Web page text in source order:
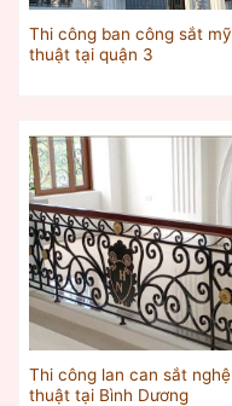
Thi công ban công sắt mỹ
thuật tại quận 3
Thi công lan can sắt nghệ
thuật tại Bình Dương